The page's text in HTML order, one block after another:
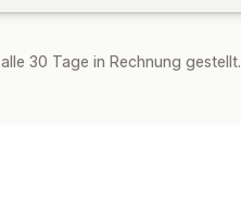
30 Tage in Rechnung gestellt.